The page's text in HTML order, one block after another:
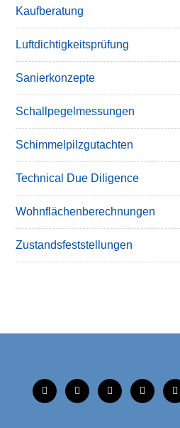
Kaufberatung
Luftdichtigkeitsprüfung
Sanierkonzepte
Schallpegelmessungen
Schimmelpilzgutachten
Technical Due Diligence
Wohnflächenberechnungen
Zustandsfeststellungen
tiktok instagramfacebooklinkedinxing